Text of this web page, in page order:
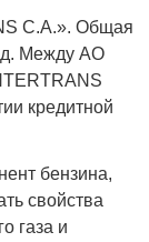
C.A.». Общая
Между АО
кредитной
бензина,
свойства
газа и